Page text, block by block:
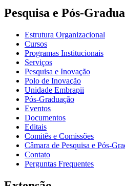
Pesquisa e Pós-
Estrutura Organizacional
Cursos
Programas Institucionais
Serviços
Pesquisa e Inovação
Polo de Inovação
Unidade Embrapii
Pós-Graduação
Eventos
Documentos
Editais
Comitês e Comissões
Câmara de Pesquisa e Pós-
Contato
Perguntas Frequentes